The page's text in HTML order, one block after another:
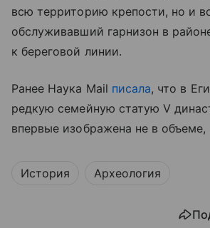
всю территорию крепости, но и
обслуживавший гарнизон в
к береговой линии.
Ранее Наука Mail писала, что в
редкую семейную статую V
впервые изображена не в объеме,
История Археология